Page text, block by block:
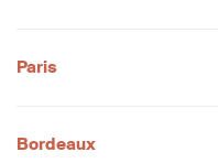
Paris
Bordeaux